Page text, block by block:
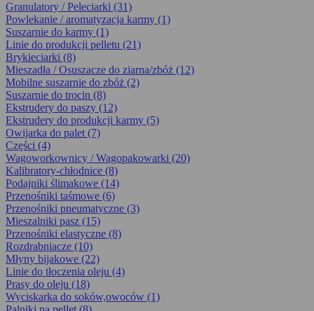
Granulatory / Peleciarki (31)
Powlekanie / aromatyzacja karmy (1)
Suszarnie do karmy (1)
Linie do produkcji pelletu (21)
Brykieciarki (8)
Mieszadła / Osuszacze do ziarna/zbóż (12)
Mobilne suszarnie do zbóż (2)
Suszarnie do trocin (8)
Ekstrudery do paszy (12)
Ekstrudery do produkcji karmy (5)
Owijarka do palet (7)
Części (4)
Wagoworkownicy / Wagopakowarki (20)
Kalibratory-chłodnice (8)
Podajniki ślimakowe (14)
Przenośniki taśmowe (6)
Przenośniki pneumatyczne (3)
Mieszalniki pasz (15)
Przenośniki elastyczne (8)
Rozdrabniacze (10)
Młyny bijakowe (22)
Linie do tłoczenia oleju (4)
Prasy do oleju (18)
Wyciskarka do soków,owoców (1)